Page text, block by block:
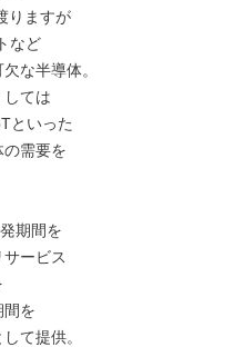
りますが
など
な半導体。
ては
といった
需要を
期間を
ービス
間を
て提供。